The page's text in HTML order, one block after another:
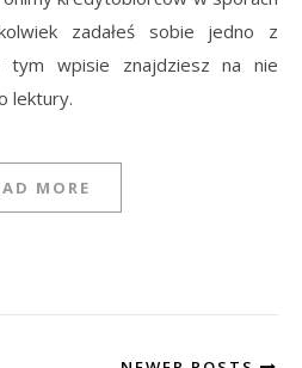
zadałeś sobie jedno z
wpisie znajdziesz na nie
lektury.
MORE